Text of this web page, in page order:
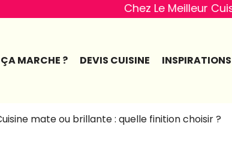
Chez Le Meilleur Cuisiniste, des
MARCHE ? DEVIS CUISINE INSPIRATIONS
mate ou brillante : quelle finition choisir ?